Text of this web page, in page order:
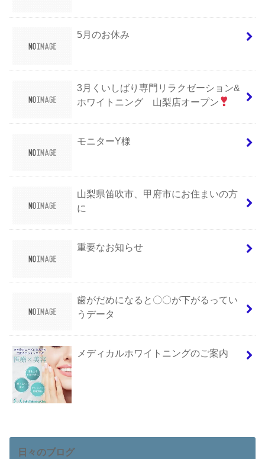
5月のお休み
3月くいしばり専門リラクゼーション&
ホワイトニング 山梨店オープン
モニターY様
山梨県笛吹市、甲府市にお住まいの方
に
重要なお知らせ
歯がだめになると〇〇が下がるってい
うデータ
メディカルホワイトニングのご案内
日々のブログ